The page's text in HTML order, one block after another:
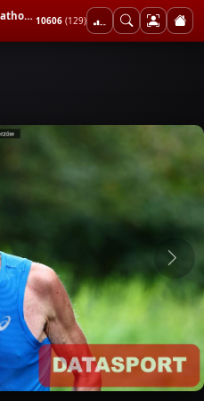
Silesia Ultramarathon, Marathon, Półmaraton 2023 10606 (129)